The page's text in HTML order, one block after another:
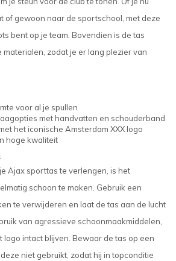
of gewoon naar de sportschool, met deze
bent op je team. Bovendien is de tas
materialen, zodat je er lang plezier van
voor al je spullen
met handvatten en schouderband
het iconische Amsterdam XXX logo
hoge kwaliteit
Ajax sporttas te verlengen, is het
schoon te maken. Gebruik een
te verwijderen en laat de tas aan de lucht
van agressieve schoonmaakmiddelen,
logo intact blijven. Bewaar de tas op een
niet gebruikt, zodat hij in topconditie